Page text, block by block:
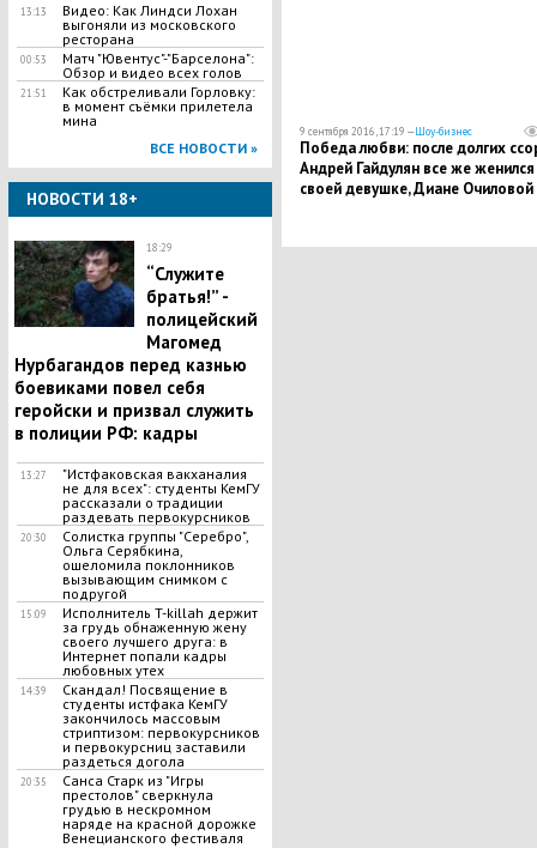
13:13
Видео: Как Линдси Лохан
выгоняли из московского
ресторана
00:53
Матч "Ювентус"-"Барселона":
Обзор и видео всех голов
21:51
Как обстреливали Горловку:
в момент съёмки прилетела
мина
ВСЕ НОВОСТИ »
НОВОСТИ 18+
18:29
“Служите
братья!” -
полицейский
Магомед
Нурбагандов перед казнью
боевиками повел себя
геройски и призвал служить
в полиции РФ: кадры
13:27
"Истфаковская вакханалия
не для всех": студенты КемГУ
рассказали о традиции
раздевать первокурсников
20:30
Солистка группы "Серебро",
Ольга Серябкина,
ошеломила поклонников
вызывающим снимком с
подругой
15:09
Исполнитель T-killah держит
за грудь обнаженную жену
своего лучшего друга: в
Интернет попали кадры
любовных утех
14:39
Скандал! Посвящение в
студенты истфака КемГУ
закончилось массовым
стриптизом: первокурсников
и первокурсниц заставили
раздеться догола
20:35
Санса Старк из "Игры
престолов" сверкнула
грудью в нескромном
наряде на красной дорожке
Венецианского фестиваля
9 сентября 2016, 17:19 —Шоу-бизнес
Победа любви: после долгих
Андрей Гайдулян все же женился
своей девушке, Диане Очиловой